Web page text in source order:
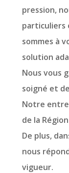
pression,
particuliers
sommes à
solution
Nous vous
soigné et
Notre
de la
De plus,
nous
vigueur.